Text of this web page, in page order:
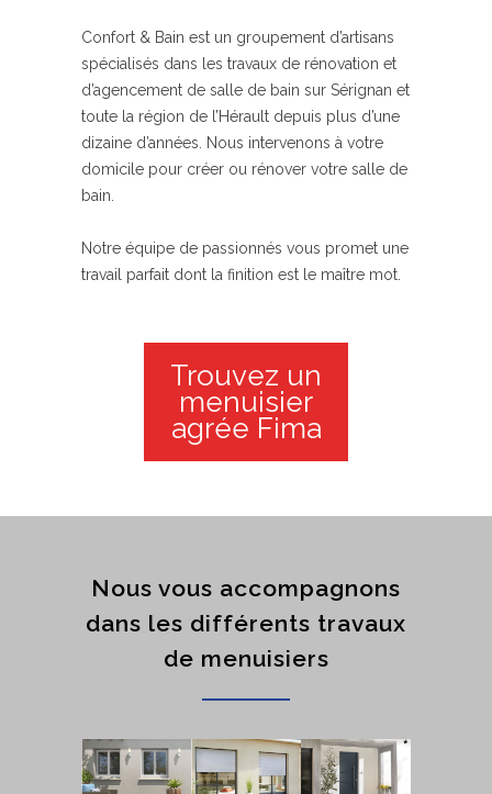
Confort & Bain est un groupement d’artisans
spécialisés dans les travaux de rénovation et
d’agencement de salle de bain sur Sérignan et
toute la région de l’Hérault depuis plus d’une
dizaine d’années. Nous intervenons à votre
domicile pour créer ou rénover votre salle de
bain.
Notre équipe de passionnés vous promet une
travail parfait dont la finition est le maître mot.
Trouvez un
menuisier
agrée Fima
Nous vous accompagnons
dans les différents travaux
de menuisiers